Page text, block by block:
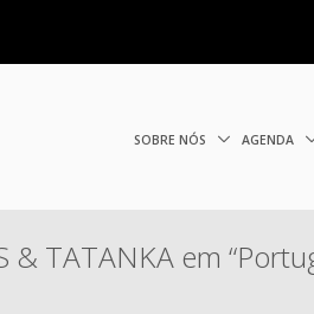
SOBRE NÓS AGENDA
& TATANKA em